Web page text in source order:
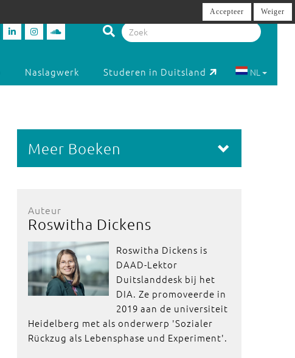
Naslagwerk Studeren in Duitsland NL
Meer Boeken
Auteur
Roswitha Dickens
Roswitha Dickens is
DAAD-Lektor
Duitslanddesk bij het
DIA. Ze promoveerde in
2019 aan de universiteit
Heidelberg met als onderwerp 'Sozialer
Rückzug als Lebensphase und Experiment'.
Accepteer Weiger